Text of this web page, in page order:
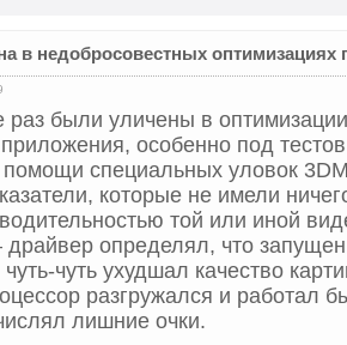
в недобросовестных оптимизациях
раз были уличены в
особенно под
помощи специальных уловок
которые не имели
той или иной
драйвер определял, что
чуть ухудшал качество
разгружался и работал
лишние очки.